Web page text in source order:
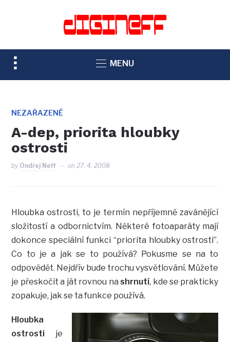
TOGGLE
SIDEBAR
NAVIGATION
MENU
NEZAŘAZENÉ
A-dep, priorita hloubky
ostrosti
by Ondřej Neff on27. 4. 2008
Hloubka ostrosti, to je termín nepříjemně zavánějící
složitostí a odbornictvím. Některé fotoaparáty mají
dokonce speciální funkci “priorita hloubky ostrosti”.
Co to je a jak se to používá? Pokusme se na to
odpovědět. Nejdřív bude trochu vysvětlování. Můžete
je přeskočit a ját rovnou nashrnutí, kde se prakticky
zopakuje, jak se ta funkce používá.
Hloubka
ostrosti je